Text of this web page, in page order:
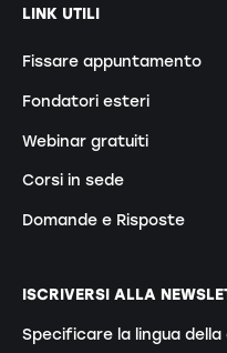
LINK UTILI
Fissare appuntamento
Fondatori esteri
Webinar gratuiti
Corsi in sede
Domande e Risposte
ISCRIVERSI ALLA
Specificare la lingua